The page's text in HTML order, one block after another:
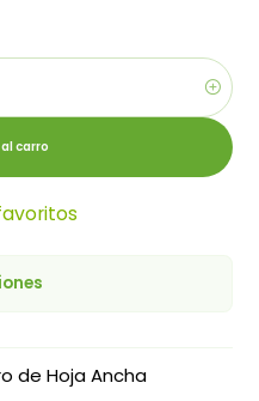
carro
de Hoja Ancha